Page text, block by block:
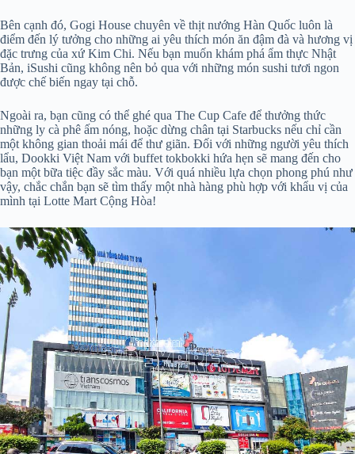
Bên cạnh đó, Gogi House chuyên về thịt nướng Hàn Quốc luôn là
điểm đến lý tưởng cho những ai yêu thích món ăn đậm đà và hương vị
đặc trưng của xứ Kim Chi. Nếu bạn muốn khám phá ẩm thực Nhật
Bản, iSushi cũng không nên bỏ qua với những món sushi tươi ngon
được chế biến ngay tại chỗ.
Ngoài ra, bạn cũng có thể ghé qua The Cup Cafe để thưởng thức
những ly cà phê ấm nóng, hoặc dừng chân tại Starbucks nếu chỉ cần
một không gian thoải mái để thư giãn. Đối với những người yêu thích
lẩu, Dookki Việt Nam với buffet tokbokki hứa hẹn sẽ mang đến cho
bạn một bữa tiệc đầy sắc màu. Với quá nhiều lựa chọn phong phú như
vậy, chắc chắn bạn sẽ tìm thấy một nhà hàng phù hợp với khẩu vị của
mình tại Lotte Mart Cộng Hòa!